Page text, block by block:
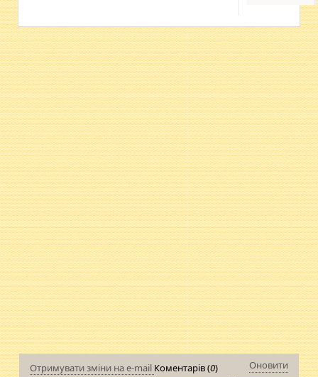
Отримувати зміни на e-mail Коментарів (0)
Оновити